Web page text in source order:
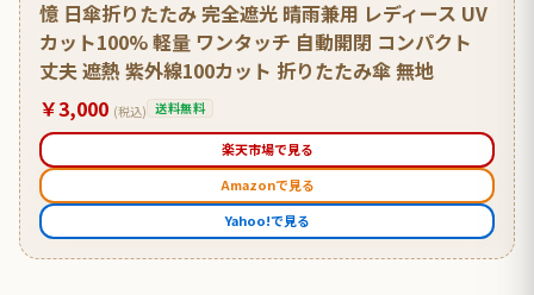
憶 日傘折りたたみ 完全遮光 晴雨兼用 レディース UV
カット100% 軽量 ワンタッチ 自動開閉 コンパクト
丈夫 遮熱 紫外線100カット 折りたたみ傘 無地
￥3,000 (税込) 送料無料
楽天市場で見る
Amazonで見る
Yahoo!で見る